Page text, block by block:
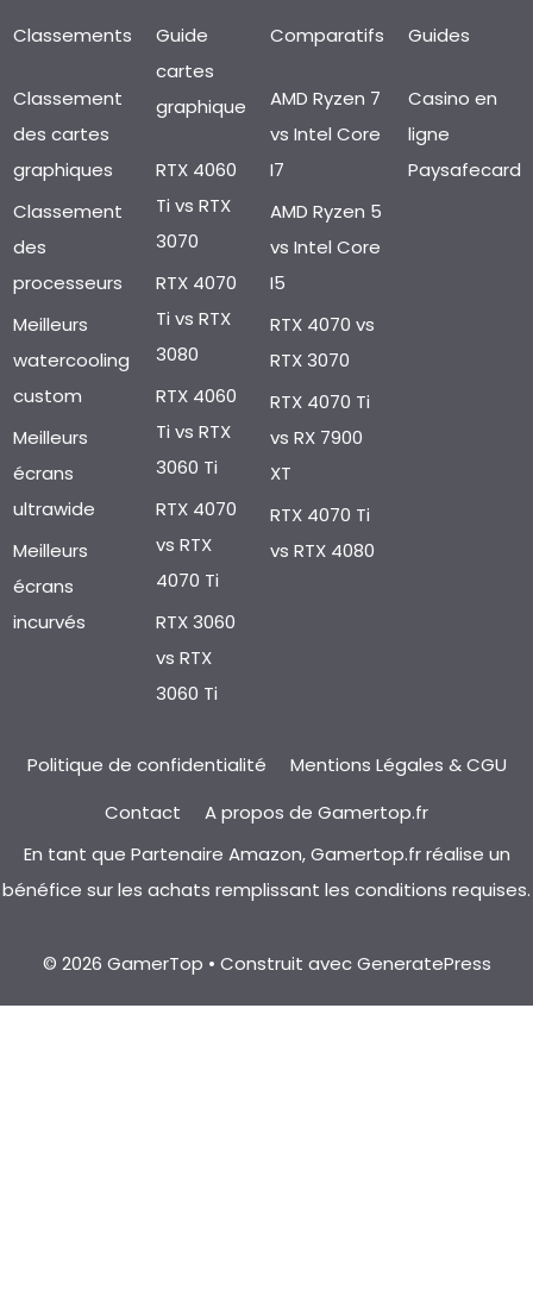
Classements
Classement
des cartes
graphiques
Classement
des
processeurs
Meilleurs
watercooling
custom
Meilleurs
écrans
ultrawide
Meilleurs
écrans
incurvés
Guide
cartes
graphique
RTX 4060
Ti vs RTX
3070
RTX 4070
Ti vs RTX
3080
RTX 4060
Ti vs RTX
3060 Ti
RTX 4070
vs RTX
4070 Ti
RTX 3060
vs RTX
3060 Ti
Comparatifs
AMD Ryzen 7
vs Intel Core
I7
AMD Ryzen 5
vs Intel Core
I5
RTX 4070 vs
RTX 3070
RTX 4070 Ti
vs RX 7900
XT
RTX 4070 Ti
vs RTX 4080
Guides
Casino en
ligne
Paysafecard
Politique de confidentialité
Mentions Légales & CGU
Contact
A propos de Gamertop.fr
En tant que Partenaire Amazon, Gamertop.fr réalise un
bénéfice sur les achats remplissant les conditions requises.
© 2026 GamerTop • Construit avecGeneratePress